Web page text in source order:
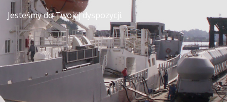
Jesteśmy do Twojej dyspozycji.